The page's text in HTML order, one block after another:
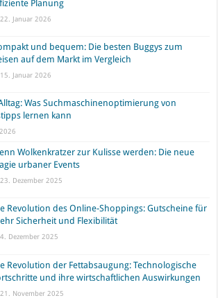
Planung
22. Januar 2026
und bequem: Die besten Buggys zum
auf dem Markt im Vergleich
15. Januar 2026
Was Suchmaschinenoptimierung von
lernen kann
Wolkenkratzer zur Kulisse werden: Die neue
urbaner Events
23. Dezember 2025
Revolution des Online-Shoppings: Gutscheine für
Sicherheit und Flexibilität
4. Dezember 2025
Revolution der Fettabsaugung: Technologische
und ihre wirtschaftlichen Auswirkungen
21. November 2025